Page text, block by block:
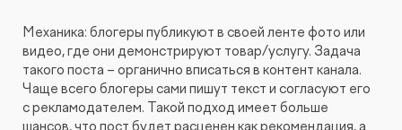
Механика: блогеры публикуют в своей ленте фото или
видео, где они демонстрируют товар/услугу. Задача
такого поста – органично вписаться в контент канала.
Чаще всего блогеры сами пишут текст и согласуют его
с рекламодателем. Такой подход имеет больше
шансов, что пост будет расценен как рекомендация, а